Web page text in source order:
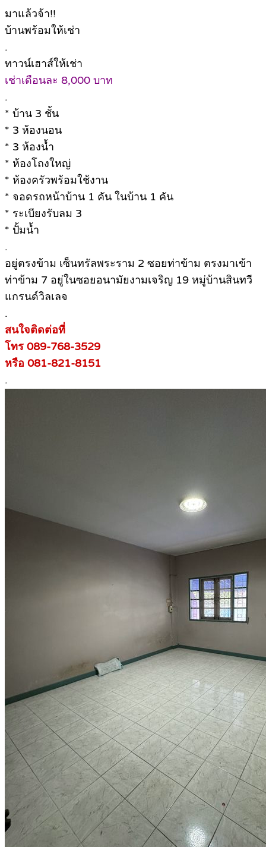
มาแล้วจ้า!!
บ้านพร้อมให้เช่า
.
ทาวน์เฮาส์ให้เช่า
เช่าเดือนละ 8,000 บาท
.
* บ้าน 3 ชั้น
* 3 ห้องนอน
* 3 ห้องน้ำ
* ห้องโถงใหญ่
* ห้องครัวพร้อมใช้งาน
* จอดรถหน้าบ้าน 1 คัน ในบ้าน 1 คัน
* ระเบียงรับลม 3
* ปั้มน้ำ
.
อยู่ตรงข้าม เซ็นทรัลพระราม 2 ซอยท่าข้าม ตรงมาเข้า
ท่าข้าม 7 อยู่ในซอยอนามัยงามเจริญ 19 หมู่บ้านสินทวี
แกรนด์วิลเลจ
.
สนใจติดต่อที่
โทร 089-768-3529
หรือ 081-821-8151
.